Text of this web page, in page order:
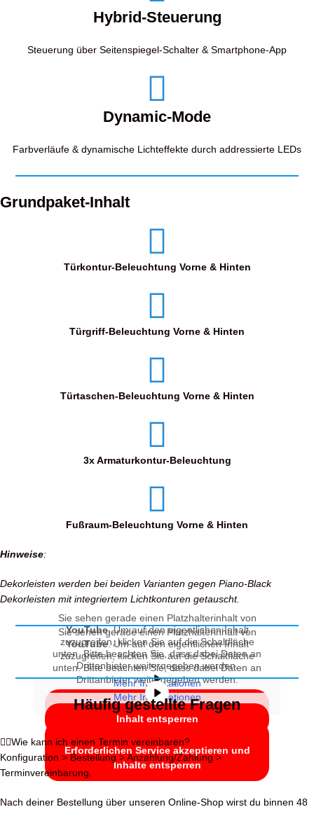
Hybrid-Steuerung
Steuerung über Seitenspiegel-Schalter & Smartphone-App
Dynamic-Mode
Farbverläufe & dynamische Lichteffekte durch addressierte LEDs
Grundpaket-Inhalt
Türkontur-Beleuchtung Vorne & Hinten
Türgriff-Beleuchtung Vorne & Hinten
Türtaschen-Beleuchtung Vorne & Hinten
3x Armaturkontur-Beleuchtung
Fußraum-Beleuchtung Vorne & Hinten
Hinweise:
Dekorleisten werden bei beiden Varianten gegen Piano-Black
Dekorleisten mit integriertem Lichtkonturen getauscht.
Sie sehen gerade einen Platzhalterinhalt von
YouTube. Um auf den eigentlichen Inhalt
zuzugreifen, klicken Sie auf die Schaltfläche
unten. Bitte beachten Sie, dass dabei Daten an
Drittanbieter weitergegeben werden.
Mehr Informationen
Inhalt entsperren
Erforderlichen Service akzeptieren und
Inhalte entsperren
Sie sehen gerade einen Platzhalterinhalt von
YouTube. Um auf den eigentlichen Inhalt
zuzugreifen, klicken Sie auf die Schaltfläche
unten. Bitte beachten Sie, dass dabei Daten an
Drittanbieter weitergegeben werden.
Mehr Informationen
Inhalt entsperren
Erforderlichen Service akzeptieren und
Inhalte entsperren
Häufig gestellte Fragen
Wie kann ich einen Termin vereinbaren?
Konfiguration > Bestellung > Anzahlung/Zahlung >
Terminvereinbarung.
Nach deiner Bestellung über unseren Online-Shop wirst du binnen 48